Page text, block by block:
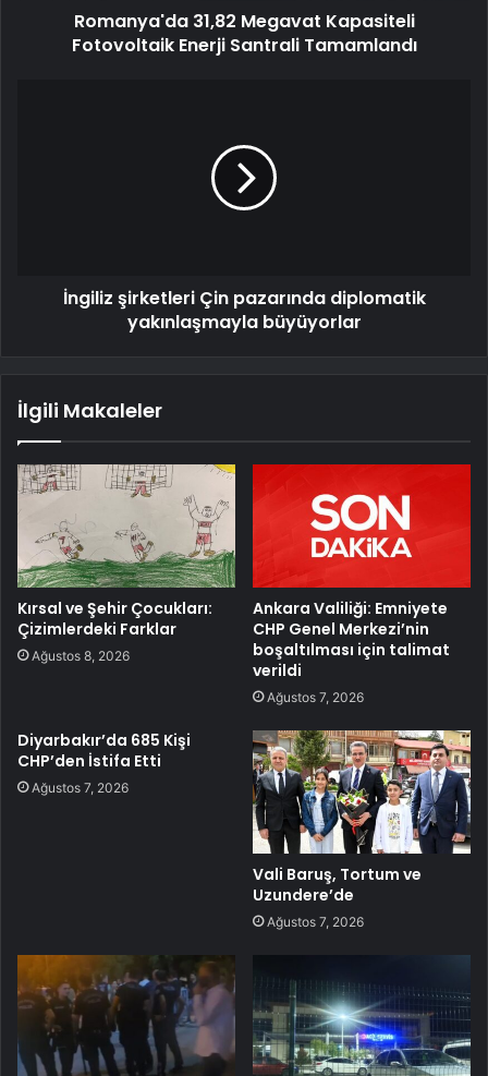
Romanya'da 31,82 Megavat Kapasiteli
Fotovoltaik Enerji Santrali Tamamlandı
İngiliz şirketleri Çin pazarında diplomatik
yakınlaşmayla büyüyorlar
İlgili Makaleler
Kırsal ve Şehir Çocukları:
Çizimlerdeki Farklar
Ağustos 8, 2026
Ankara Valiliği: Emniyete
CHP Genel Merkezi’nin
boşaltılması için talimat
verildi
Ağustos 7, 2026
Diyarbakır’da 685 Kişi
CHP’den İstifa Etti
Ağustos 7, 2026
Vali Baruş, Tortum ve
Uzundere’de
Ağustos 7, 2026